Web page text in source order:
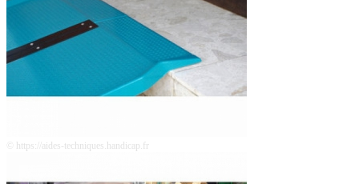
© https://aides-techniques.handicap.fr